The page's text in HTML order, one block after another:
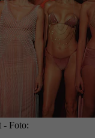
- Foto: